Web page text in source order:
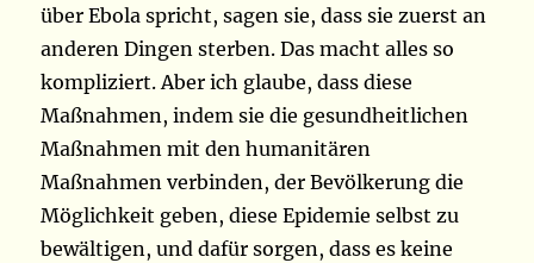
über Ebola spricht, sagen sie, dass sie zuerst an
anderen Dingen sterben. Das macht alles so
kompliziert. Aber ich glaube, dass diese
Maßnahmen, indem sie die gesundheitlichen
Maßnahmen mit den humanitären
Maßnahmen verbinden, der Bevölkerung die
Möglichkeit geben, diese Epidemie selbst zu
bewältigen, und dafür sorgen, dass es keine